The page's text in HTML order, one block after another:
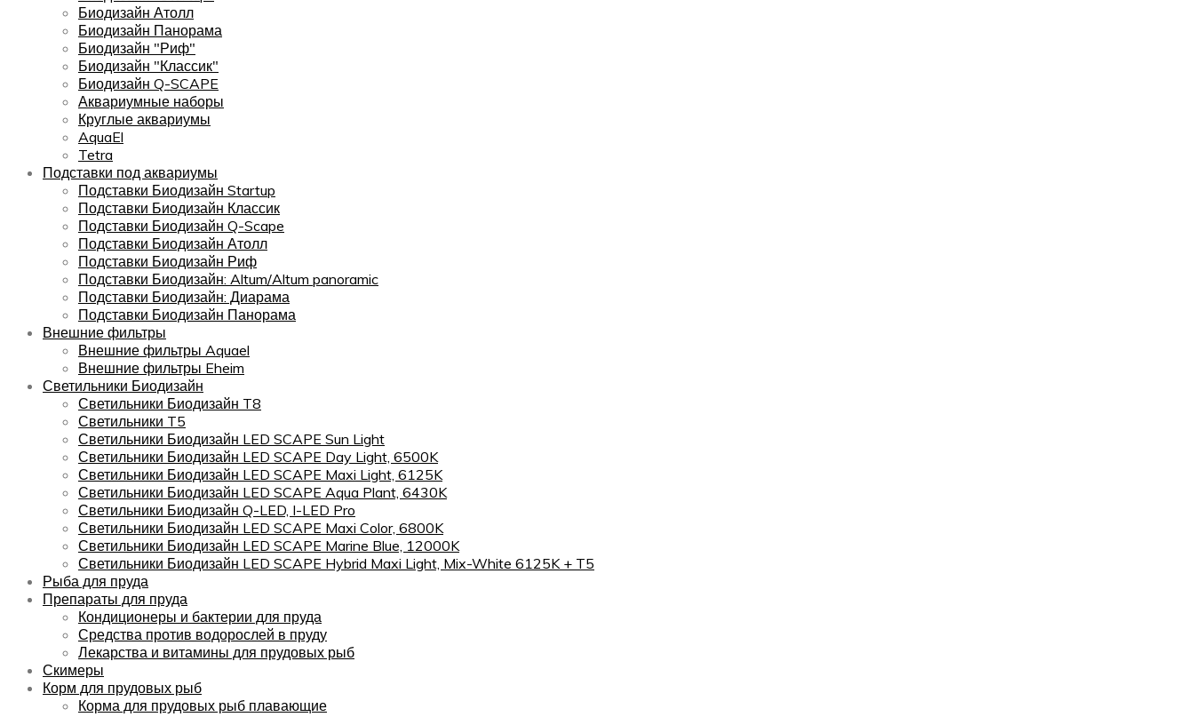
Биодизайн Атолл
Биодизайн Панорама
Биодизайн "Риф"
Биодизайн "Классик"
Биодизайн Q-SCAPE
Аквариумные наборы
Круглые аквариумы
AquaEl
Tetra
Подставки под аквариумы
Подставки Биодизайн Startup
Подставки Биодизайн Классик
Подставки Биодизайн Q-Scape
Подставки Биодизайн Атолл
Подставки Биодизайн Риф
Подставки Биодизайн: Altum/Altum panoramic
Подставки Биодизайн: Диарама
Подставки Биодизайн Панорама
Внешние фильтры
Внешние фильтры Aquael
Внешние фильтры Eheim
Светильники Биодизайн
Светильники Биодизайн T8
Светильники T5
Светильники Биодизайн LED SCAPE Sun Light
Светильники Биодизайн LED SCAPE Day Light, 6500K
Светильники Биодизайн LED SCAPE Maxi Light, 6125K
Светильники Биодизайн LED SCAPE Aqua Plant, 6430K
Светильники Биодизайн Q-LED, I-LED Pro
Светильники Биодизайн LED SCAPE Maxi Color, 6800K
Светильники Биодизайн LED SCAPE Marine Blue, 12000K
Светильники Биодизайн LED SCAPE Hybrid Maxi Light, Mix-White 6125K + T5
Рыба для пруда
Препараты для пруда
Кондиционеры и бактерии для пруда
Средства против водорослей в пруду
Лекарства и витамины для прудовых рыб
Скимеры
Корм для прудовых рыб
Корма для прудовых рыб плавающие